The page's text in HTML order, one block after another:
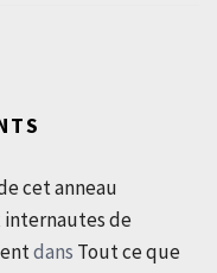
cet anneau
internautes de
dans Tout ce que